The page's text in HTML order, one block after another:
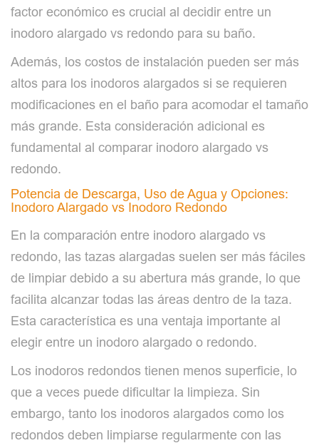
factor económico es crucial al decidir entre un
inodoro alargado vs redondo para su baño.
Además, los costos de instalación pueden ser más
altos para los inodoros alargados si se requieren
modificaciones en el baño para acomodar el tamaño
más grande. Esta consideración adicional es
fundamental al comparar inodoro alargado vs
redondo.
Potencia de Descarga, Uso de Agua y Opciones:
Inodoro Alargado vs Inodoro Redondo
En la comparación entre inodoro alargado vs
redondo, las tazas alargadas suelen ser más fáciles
de limpiar debido a su abertura más grande, lo que
facilita alcanzar todas las áreas dentro de la taza.
Esta característica es una ventaja importante al
elegir entre un inodoro alargado o redondo.
Los inodoros redondos tienen menos superficie, lo
que a veces puede dificultar la limpieza. Sin
embargo, tanto los inodoros alargados como los
redondos deben limpiarse regularmente con las